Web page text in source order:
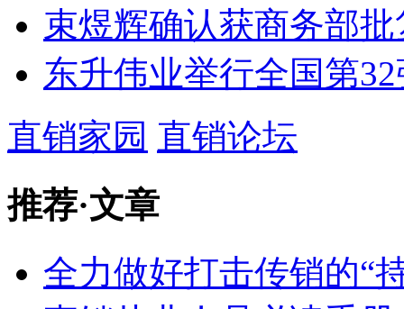
束煜辉确认获商务部
东升伟业举行全国第
直销家园 直销论坛
推荐·文章
全力做好打击传销的“